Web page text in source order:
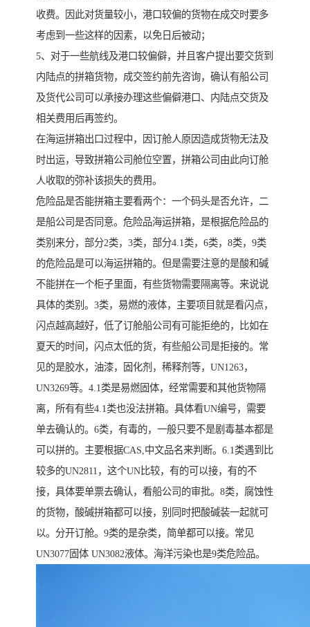
收费。因此对货量较小，港口较偏的货物在成交时要多
考虑到一些这样的因素，以免日后被动；
5、对于一些航线及港口较偏僻，并且客户提出要交货到
内陆点的拼箱货物，成交签约前先咨询，确认有船公司
及货代公司可以承接办理这些偏僻港口、内陆点交货及
相关费用后再签约。
在海运拼箱出口过程中，因订舱人原因造成货物无法及
时出运，导致拼箱公司舱位空置，拼箱公司由此向订舱
人收取的弥补该损失的费用。
危险品是否能拼箱主要看两个：一个码头是否允许，二
是船公司是否同意。危险品海运拼箱，是根据危险品的
类别来分，部分2类，3类，部分4.1类，6类，8类，9类
的危险品是可以海运拼箱的。但是需要注意的是酸和碱
不能拼在一个柜子里面，有些货物需要隔离等。来说说
具体的类别。3类，易燃的液体，主要项目就是看闪点，
闪点越高越好，低了订舱船公司有可能拒绝的，比如在
夏天的时间，闪点太低的货，有些船公司是拒接的。常
见的是胶水，油漆，固化剂，稀释剂等，UN1263，
UN3269等。4.1类是易燃固体，经常需要和其他货物隔
离，所有有些4.1类也没法拼箱。具体看UN编号，需要
单去确认的。6类，有毒的，一般只要不是剧毒基本都是
可以拼的。主要根据CAS,中文品名来判断。6.1类遇到比
较多的UN2811，这个UN比较，有的可以接，有的不
接，具体要单票去确认，看船公司的审批。8类，腐蚀性
的货物，酸碱拼箱都可以接，别同时把酸碱装一起就可
以。分开订舱。9类的是杂类，简单都可以接。常见
UN3077固体 UN3082液体。海洋污染也是9类危险品。